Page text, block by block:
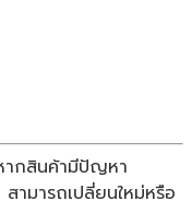
ากสินค้ามีปัญหา
ามารถเปลี่ยนใหม่หรือ